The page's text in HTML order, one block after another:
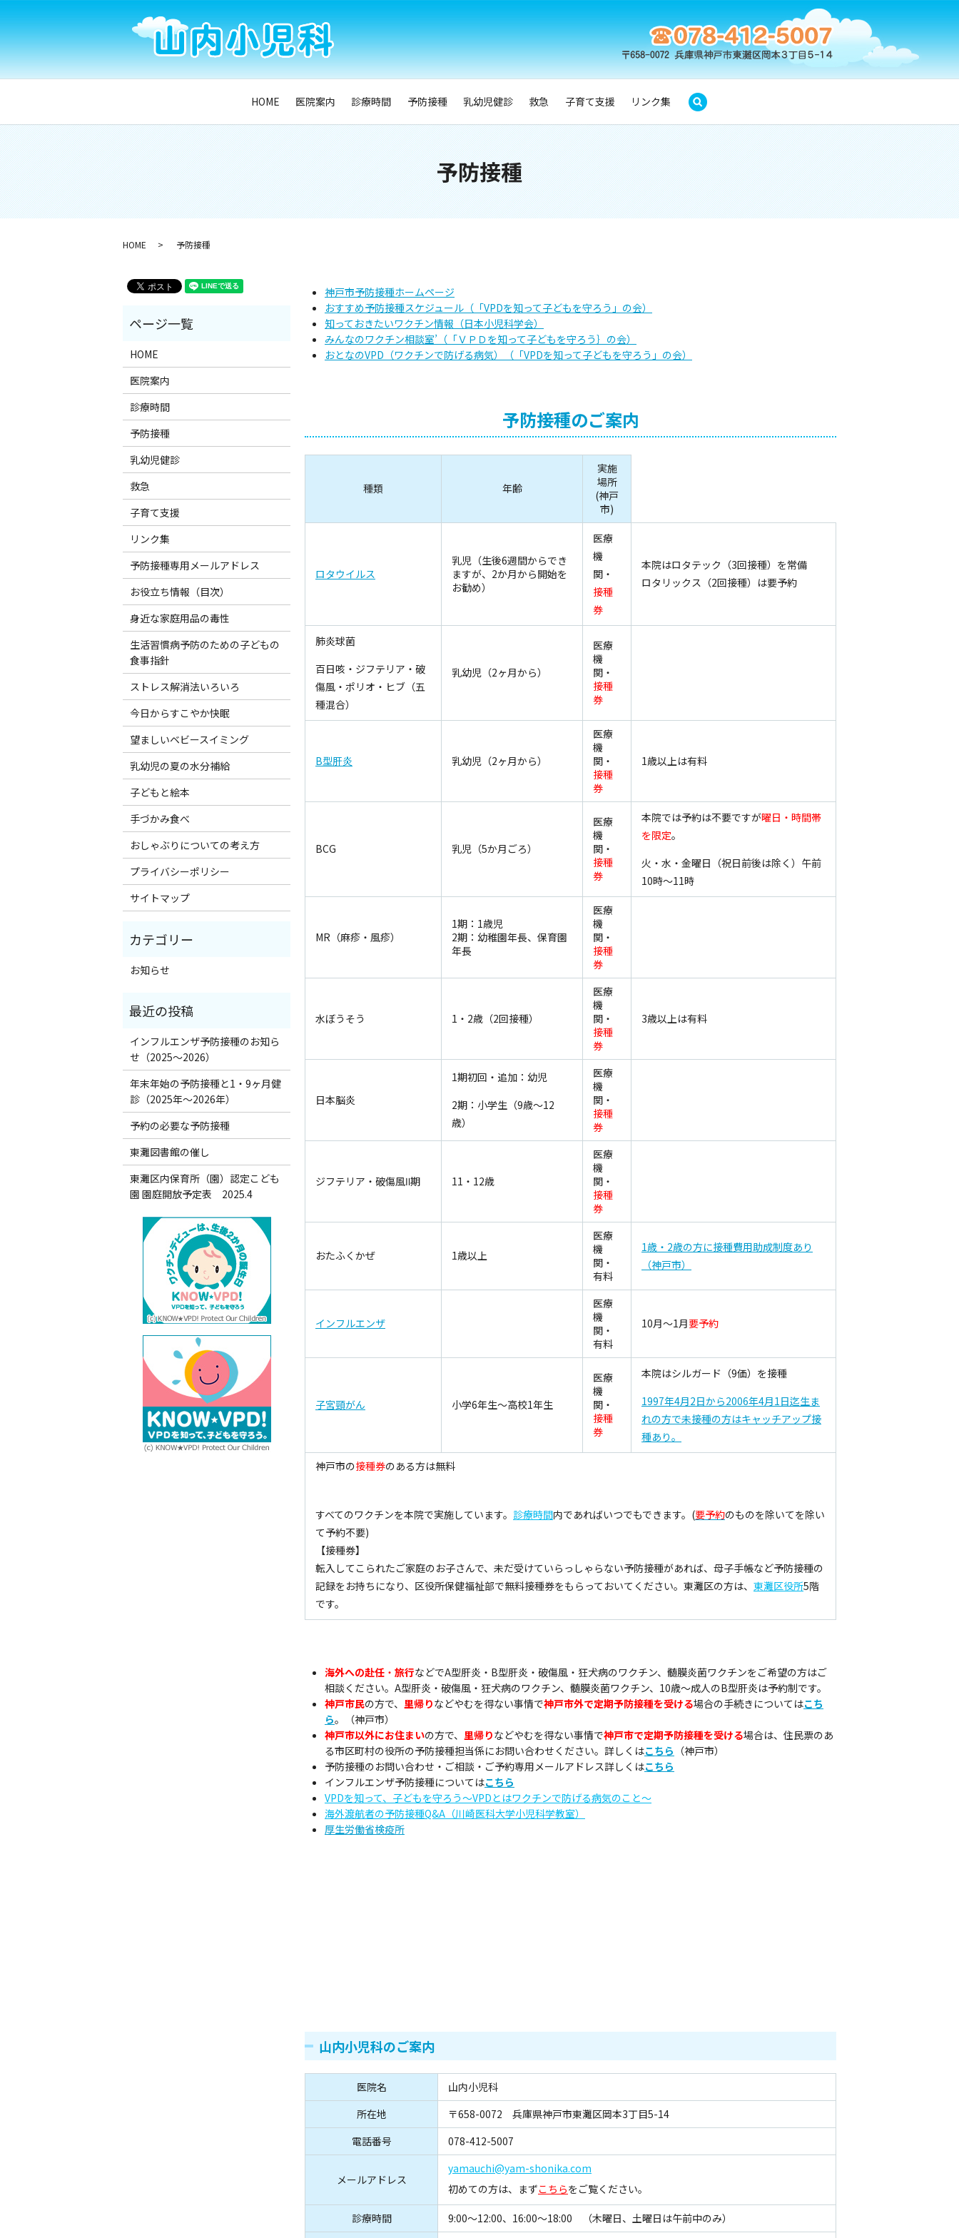
HOME 医院案内 診療時間 予防接種 乳幼児健診 救急 子育て支援 リンク集
予防接種
HOME 予防接種
神戸市予防接種ホームページ
おすすめ予防接種スケジュール（「VPDを知って子どもを守ろう」の会）
知っておきたいワクチン情報（日本小児科学会）
みんなのワクチン相談室’（「ＶＰＤを知って子どもを守ろう｝の会）
おとなのVPD（ワクチンで防げる病気）（「VPDを知って子どもを守ろう」の会）
予防接種のご案内
種類 年齢
実施
場所
(神戸
市)
ロタウイルス
乳児（生後6週間からでき
ますが、2か月から開始を
お勧め）
医療
機
関・
接種
券
本院はロタテック（3回接種）を常備
ロタリックス（2回接種）は要予約
肺炎球菌
百日咳・ジフテリア・破
傷風・ポリオ・ヒブ（五
種混合）
乳幼児（2ヶ月から）
医療
機
関・
接種
券
B型肝炎 乳幼児（2ヶ月から）
医療
機
関・
接種
券
1歳以上は有料
BCG 乳児（5か月ごろ）
医療
機
関・
接種
券
本院では予約は不要ですが曜日・時間帯
を限定。
火・水・金曜日（祝日前後は除く）午前
10時～11時
MR（麻疹・風疹）
1期：1歳児
2期：幼稚園年長、保育園
年長
医療
機
関・
接種
券
水ぼうそう 1・2歳（2回接種）
医療
機
関・
接種
券
3歳以上は有料
日本脳炎
1期初回・追加：幼児
2期：小学生（9歳～12
歳）
医療
機
関・
接種
券
ジフテリア・破傷風Ⅱ期 11・12歳
医療
機
関・
接種
券
おたふくかぜ 1歳以上
医療
機
関・
有料
1歳・2歳の方に接種費用助成制度あり
（神戸市）
インフルエンザ
医療
機
関・
有料
10月～1月要予約
子宮頸がん 小学6年生～高校1年生
医療
機
関・
接種
券
本院はシルガード（9価）を接種
1997年4月2日から2006年4月1日迄生ま
れの方で未接種の方はキャッチアップ接
種あり。
神戸市の接種券のある方は無料
すべてのワクチンを本院で実施しています。 診療時間内であればいつでもできます。(要予約のものを除いてを除い
て予約不要)
【接種券】
転入してこられたご家庭のお子さんで、未だ受けていらっしゃらない予防接種があれば、母子手帳など予防接種の
記録をお持ちになり、区役所保健福祉部で無料接種券をもらっておいてください。東灘区の方は、 東灘区役所5階
です。
海外への赴任 ・ 旅行などでA型肝炎・B型肝炎・破傷風・狂犬病のワクチン、髄膜炎菌ワクチンをご希望の方はご
相談ください。A型肝炎・破傷風・狂犬病のワクチン、髄膜炎菌ワクチン、10歳～成人のB型肝炎は予約制です。
神戸市民の方で、 里帰りなどやむを得ない事情で神戸市外で定期予防接種を受ける場合の手続きについてはこち
ら。（神戸市）
神戸市以外にお住まいの方で、 里帰りなどやむを得ない事情で神戸市で定期予防接種を受ける場合は、住民票のあ
る市区町村の役所の予防接種担当係にお問い合わせください。詳しくはこちら （神戸市）
予防接種のお問い合わせ・ご相談・ご予約専用メールアドレス詳しくはこちら
インフルエンザ予防接種についてはこちら
VPDを知って、子どもを守ろう～VPDとはワクチンで防げる病気のこと～
海外渡航者の予防接種Q&A（川崎医科大学小児科学教室）
厚生労働省検疫所
山内小児科のご案内
医院名
山内小児科
所在地
〒658-0072 兵庫県神戸市東灘区岡本3丁目5-14
電話番号
078-412-5007
メールアドレス
yamauchi@yam-shonika.com
初めての方は、まずこちらをご覧ください。
診療時間 9:00～12:00、16:00～18:00
（木曜日、土曜日は午前中のみ）
HOME
医院案内
診療時間
予防接種
乳幼児健診
救急
子育て支援
リンク集
予防接種専用メールアドレス
お役立ち情報（目次）
身近な家庭用品の毒性
生活習慣病予防のための子どもの
食事指針
ストレス解消法いろいろ
今日からすこやか快眠
望ましいベビースイミング
乳幼児の夏の水分補給
子どもと絵本
手づかみ食べ
おしゃぶりについての考え方
プライバシーポリシー
サイトマップ
お知らせ
インフルエンザ予防接種のお知ら
せ（2025～2026）
年末年始の予防接種と1・9ヶ月健
診（2025年～2026年）
予約の必要な予防接種
東灘図書館の催し
東灘区内保育所（園）認定こども
園 園庭開放予定表 2025.4